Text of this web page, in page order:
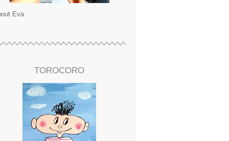
Eva
TOROCORO